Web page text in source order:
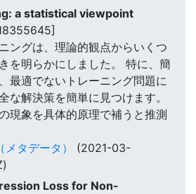
a statistical viewpoint
ングは、理論的観点からいくつ
を明らかにしました。 特に、簡
最適でないトレーニング問題に
な解決策を簡単に見つけます。
現象を具体的原理で補うと推測
タデータ）
(2021-03-
Loss for Non-